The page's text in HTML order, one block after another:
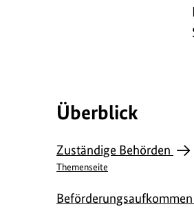
Überblick
Zuständige Behörden
Themenseite
Beförderungsaufkommen